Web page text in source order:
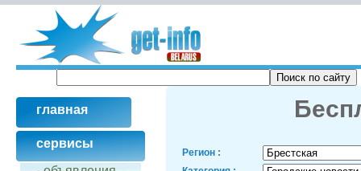
главная
сервисы
Регион :